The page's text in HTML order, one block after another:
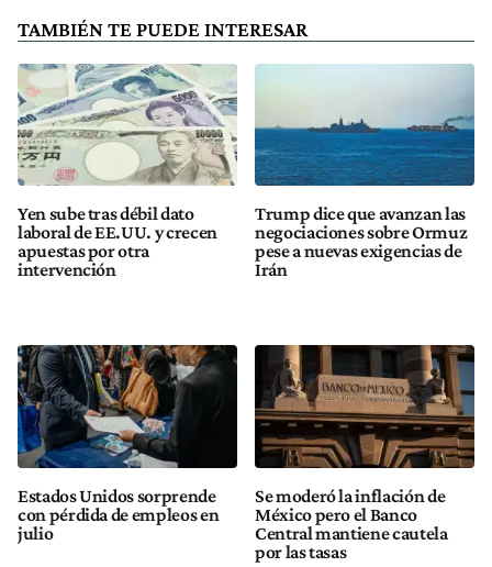
TAMBIÉN TE PUEDE INTERESAR
Yen sube tras débil dato
laboral de EE.UU. y crecen
apuestas por otra
intervención
Trump dice que avanzan las
negociaciones sobre Ormuz
pese a nuevas exigencias de
Irán
Estados Unidos sorprende
con pérdida de empleos en
julio
Se moderó la inflación de
México pero el Banco
Central mantiene cautela
por las tasas